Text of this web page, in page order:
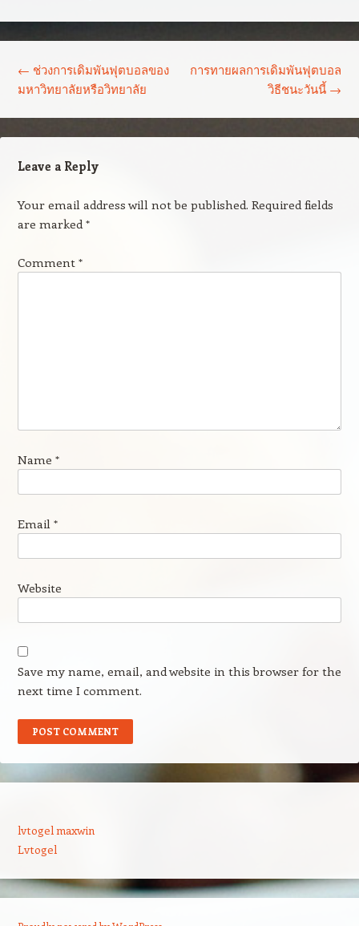
← ช่วงการเดิมพันฟุตบอลของ
มหาวิทยาลัยหรือวิทยาลัย
การทายผลการเดิมพันฟุตบอล
วิธีชนะวันนี้ →
Leave a Reply
Your email address will not be published. Required fields
are marked*
Comment *
Name *
Email *
Website
Save my name, email, and website in this browser for the
next time I comment.
lvtogel maxwin
Lvtogel